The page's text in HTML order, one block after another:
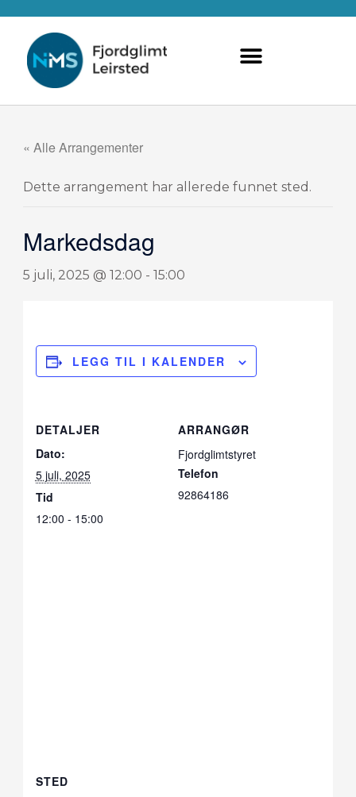
innholdet
« Alle Arrangementer
Dette arrangement har allerede funnet sted.
Markedsdag
5 juli, 2025 @ 12:00 - 15:00
LEGG TIL I KALENDER
DETALJER
Dato:
5 juli, 2025
Tid
12:00 - 15:00
ARRANGØR
Fjordglimtstyret
Telefon
92864186
STED